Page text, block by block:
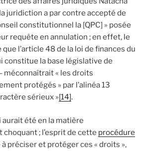
juridiction a par contre accepté de
constitutionnel la [QPC] » posée
requête en annulation ; en effet, le
l’article 48 de la loi de finances du
constitue la base législative de
méconnaîtrait « les droits
protégés » par l’alinéa 13
sérieux »[14].
aurait été en la matière
; l’esprit de cette procédure
préciser et protéger ces « droits »,